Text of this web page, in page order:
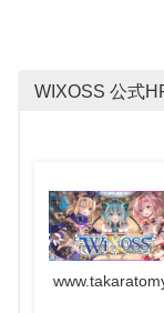
WIXOSS 公式